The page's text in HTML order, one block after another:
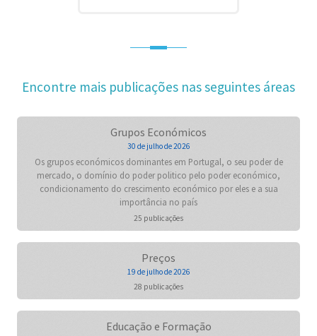
Encontre mais publicações nas seguintes áreas
Grupos Económicos
30 de julho de 2026
Os grupos económicos dominantes em Portugal, o seu poder de
mercado, o domínio do poder politico pelo poder económico,
condicionamento do crescimento económico por eles e a sua
importância no país
25 publicações
Preços
19 de julho de 2026
28 publicações
Educação e Formação